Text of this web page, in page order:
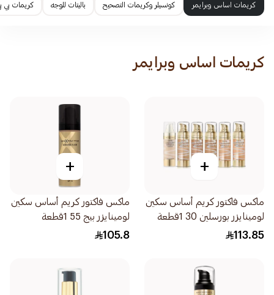
كريمات اساس وبرايمر كونسيلر وكريمات التصحيح باليتات للوجه كريمات
كريمات اساس وبرايمر
+
ماكس فاكتور كريم أساس سكين
لومينايزر بورسلين 30 1قطعة
113.85
+
ماكس فاكتور كريم أساس سكين
لومينايزر بيج 55 1قطعة
105.8